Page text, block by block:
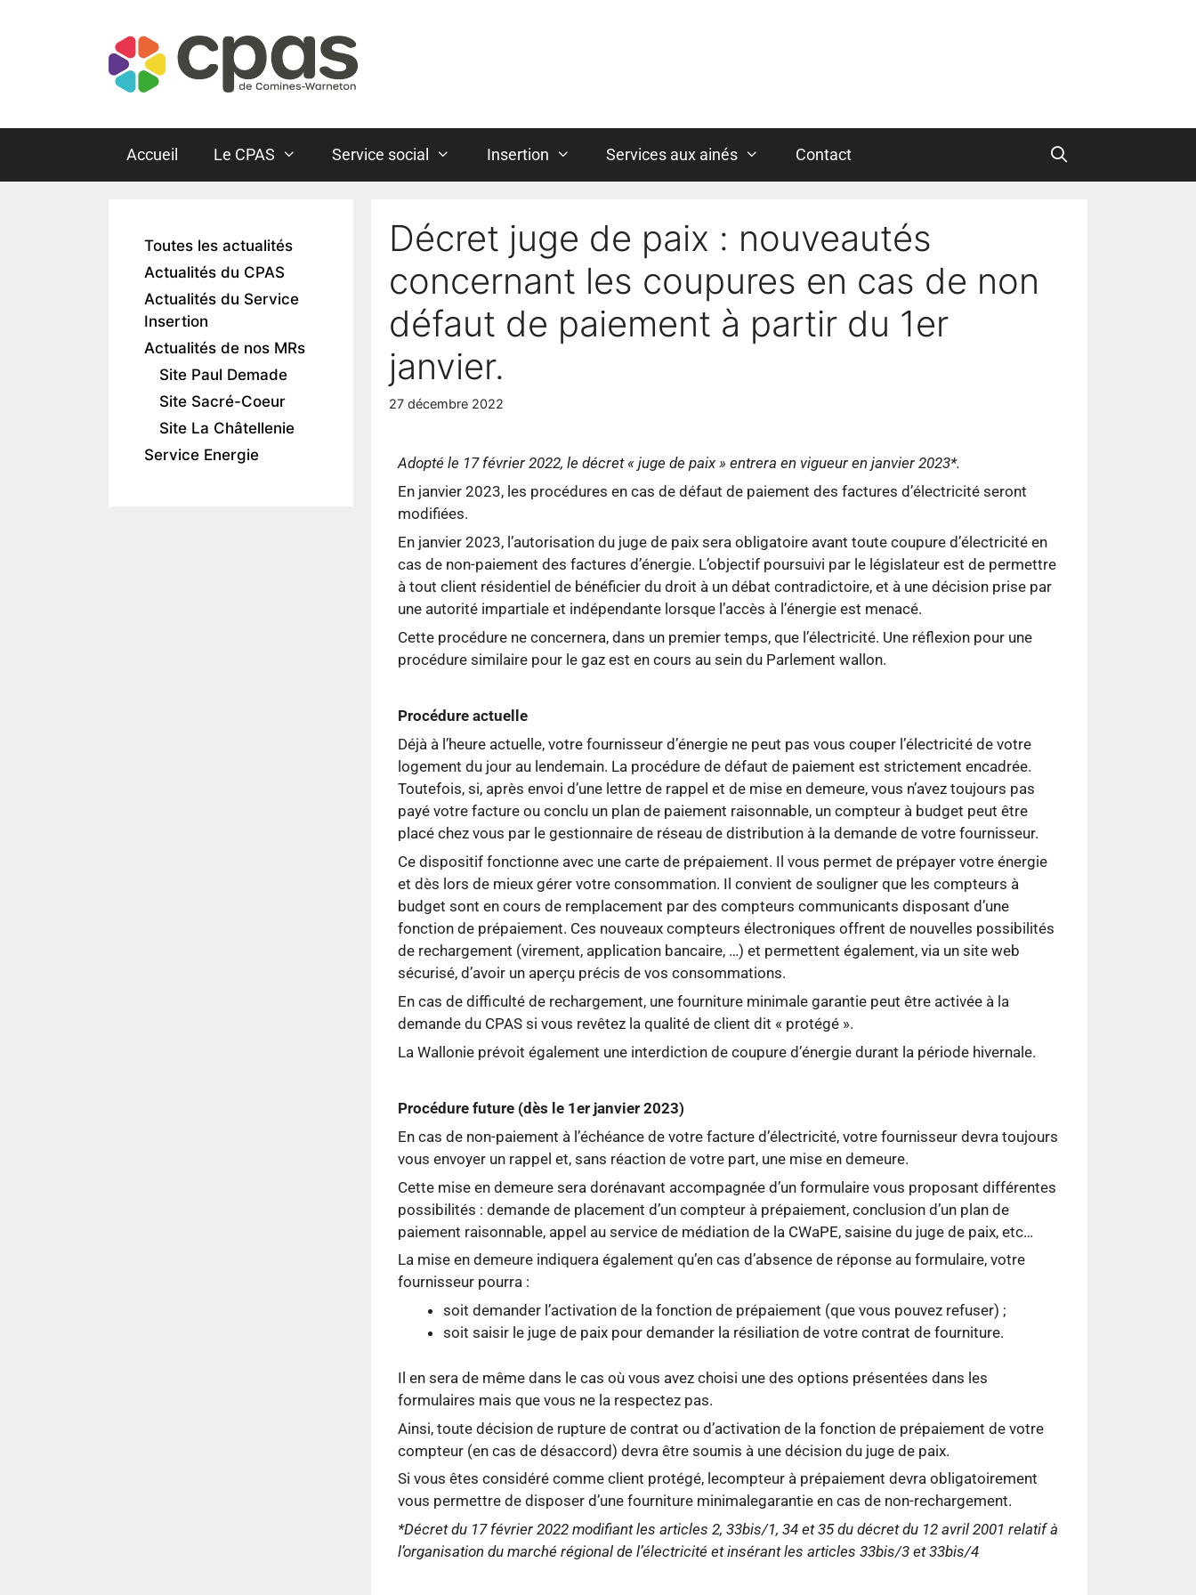
Accueil Le CPAS Service social Insertion Services aux ainés Contact
Décret juge de paix : nouveautés
concernant les coupures en cas de non
défaut de paiement à partir du 1er
janvier.
27 décembre 2022
Adopté le 17 février 2022, le décret « juge de paix » entrera en vigueur en janvier 2023*.
En janvier 2023, les procédures en cas de défaut de paiement des factures d’électricité seront
modifiées.
En janvier 2023, l’autorisation du juge de paix sera obligatoire avant toute coupure d’électricité en
cas de non-paiement des factures d’énergie. L’objectif poursuivi par le législateur est de permettre
à tout client résidentiel de bénéficier du droit à un débat contradictoire, et à une décision prise par
une autorité impartiale et indépendante lorsque l’accès à l’énergie est menacé.
Cette procédure ne concernera, dans un premier temps, que l’électricité. Une réflexion pour une
procédure similaire pour le gaz est en cours au sein du Parlement wallon.
Procédure actuelle
Déjà à l’heure actuelle, votre fournisseur d’énergie ne peut pas vous couper l’électricité de votre
logement du jour au lendemain. La procédure de défaut de paiement est strictement encadrée.
Toutefois, si, après envoi d’une lettre de rappel et de mise en demeure, vous n’avez toujours pas
payé votre facture ou conclu un plan de paiement raisonnable, un compteur à budget peut être
placé chez vous par le gestionnaire de réseau de distribution à la demande de votre fournisseur.
Ce dispositif fonctionne avec une carte de prépaiement. Il vous permet de prépayer votre énergie
et dès lors de mieux gérer votre consommation. Il convient de souligner que les compteurs à
budget sont en cours de remplacement par des compteurs communicants disposant d’une
fonction de prépaiement. Ces nouveaux compteurs électroniques offrent de nouvelles possibilités
de rechargement (virement, application bancaire, …) et permettent également, via un site web
sécurisé, d’avoir un aperçu précis de vos consommations.
En cas de difficulté de rechargement, une fourniture minimale garantie peut être activée à la
demande du CPAS si vous revêtez la qualité de client dit « protégé ».
La Wallonie prévoit également une interdiction de coupure d’énergie durant la période hivernale.
Procédure future (dès le 1er janvier 2023)
En cas de non-paiement à l’échéance de votre facture d’électricité, votre fournisseur devra toujours
vous envoyer un rappel et, sans réaction de votre part, une mise en demeure.
Cette mise en demeure sera dorénavant accompagnée d’un formulaire vous proposant différentes
possibilités : demande de placement d’un compteur à prépaiement, conclusion d’un plan de
paiement raisonnable, appel au service de médiation de la CWaPE, saisine du juge de paix, etc…
La mise en demeure indiquera également qu’en cas d’absence de réponse au formulaire, votre
fournisseur pourra :
soit demander l’activation de la fonction de prépaiement (que vous pouvez refuser) ;
soit saisir le juge de paix pour demander la résiliation de votre contrat de fourniture.
Il en sera de même dans le cas où vous avez choisi une des options présentées dans les
formulaires mais que vous ne la respectez pas.
Ainsi, toute décision de rupture de contrat ou d’activation de la fonction de prépaiement de votre
compteur (en cas de désaccord) devra être soumis à une décision du juge de paix.
Si vous êtes considéré comme client protégé, lecompteur à prépaiement devra obligatoirement
vous permettre de disposer d’une fourniture minimalegarantie en cas de non-rechargement.
*Décret du 17 février 2022 modifiant les articles 2, 33bis/1, 34 et 35 du décret du 12 avril 2001 relatif à
l’organisation du marché régional de l’électricité et insérant les articles 33bis/3 et 33bis/4
Toutes les actualités
Actualités du CPAS
Actualités du Service
Insertion
Actualités de nos MRs
Site Paul Demade
Site Sacré-Coeur
Site La Châtellenie
Service Energie